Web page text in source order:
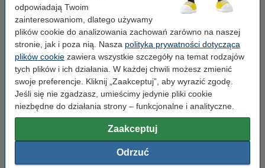
odpowiadają Twoim
zainteresowaniom, dlatego używamy
plików cookie do analizowania zachowań zarówno na naszej
stronie, jak i poza nią. Nasza polityka prywatności dotycząca
plików cookie zawiera wszystkie szczegóły na temat rodzajów
tych plików i ich działania. W każdej chwili możesz zmienić
swoje preferencje. Kliknij „Zaakceptuj”, aby wyrazić zgodę.
Jeśli się nie zgadzasz, umieścimy jedynie pliki cookie
niezbędne do działania strony – funkcjonalne i analityczne.
Zaakceptuj
Odrzuć
Wskazówka: zamów toner
123drukuj zamiennik Brother TN-2590XL toner
czarny, zwiększona pojemność
159,00 zł
Zamów razem
Brother NIE DOSTARCZA kabla USB.
Kabel USB do drukarki czarny, 2 metry,
Papier ksero A4 80 g/m2 (500 szt.), 123drukuj